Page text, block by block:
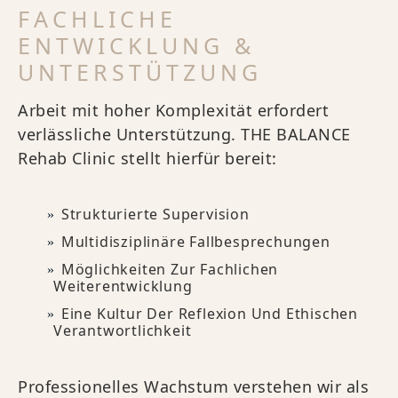
FACHLICHE
ENTWICKLUNG &
UNTERSTÜTZUNG
Arbeit mit hoher Komplexität erfordert
verlässliche Unterstützung. THE BALANCE
Rehab Clinic stellt hierfür bereit:
Strukturierte Supervision
Multidisziplinäre Fallbesprechungen
Möglichkeiten Zur Fachlichen
Weiterentwicklung
Eine Kultur Der Reflexion Und Ethischen
Verantwortlichkeit
Professionelles Wachstum verstehen wir als